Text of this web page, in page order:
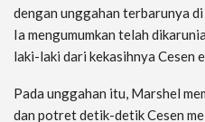
dengan unggahan terbarunya
Ia mengumumkan telah
laki-laki dari kekasihnya Cesen
Pada unggahan itu, Marshel
dan potret detik-detik Cesen